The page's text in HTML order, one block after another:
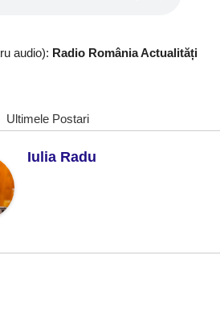
audio): Radio România Actualități
Ultimele Postari
Iulia Radu